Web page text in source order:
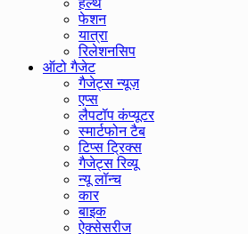
हेल्थ
फेशन
यात्रा
रिलेशनसिप
ऑटो गैजेट
गैजेट्स न्यूज़
एप्स
लैपटॉप कंप्यूटर
स्मार्टफोन टैब
टिप्स ट्रिक्स
गैजेट्स रिव्यू
न्यू लॉन्च
कार
बाइक
ऐक्सेसरीज